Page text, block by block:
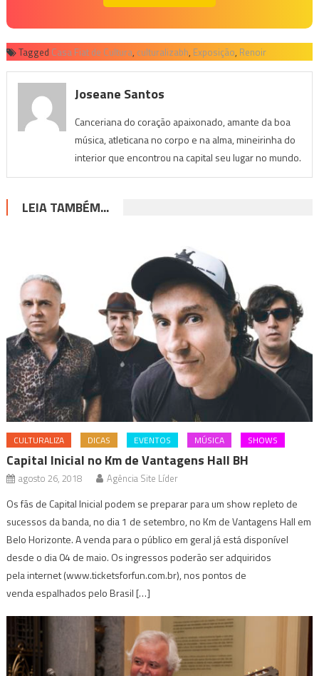
Tagged Casa Fiat de Cultura, culturalizabh, Exposição, Renoir
Joseane Santos
Canceriana do coração apaixonado, amante da boa
música, atleticana no corpo e na alma, mineirinha do
interior que encontrou na capital seu lugar no mundo.
LEIA TAMBÉM...
CULTURALIZA DICAS EVENTOS MÚSICA SHOWS
Capital Inicial no Km de Vantagens Hall BH
agosto 26, 2018 Agência Site Líder
Os fãs de Capital Inicial podem se preparar para um show repleto de
sucessos da banda, no dia 1 de setembro, no Km de Vantagens Hall em
Belo Horizonte. A venda para o público em geral já está disponível
desde o dia 04 de maio. Os ingressos poderão ser adquiridos
pela internet (www.ticketsforfun.com.br), nos pontos de
venda espalhados pelo Brasil […]